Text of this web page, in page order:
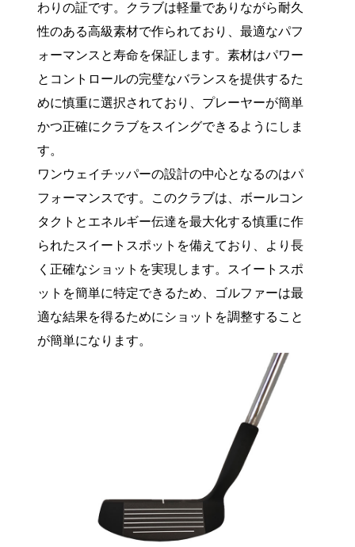
わりの証です。クラブは軽量でありながら耐久
性のある高級素材で作られており、最適なパフ
ォーマンスと寿命を保証します。素材はパワー
とコントロールの完璧なバランスを提供するた
めに慎重に選択されており、プレーヤーが簡単
かつ正確にクラブをスイングできるようにしま
す。
ワンウェイチッパーの設計の中心となるのはパ
フォーマンスです。このクラブは、ボールコン
タクトとエネルギー伝達を最大化する慎重に作
られたスイートスポットを備えており、より長
く正確なショットを実現します。スイートスポ
ットを簡単に特定できるため、ゴルファーは最
適な結果を得るためにショットを調整すること
が簡単になります。